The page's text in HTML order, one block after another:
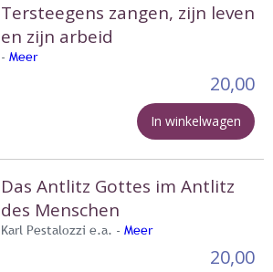
Tersteegens zangen, zijn leven
en zijn arbeid
- Meer
20,00
In winkelwagen
Das Antlitz Gottes im Antlitz
des Menschen
Karl Pestalozzi e.a. - Meer
20,00